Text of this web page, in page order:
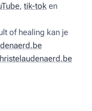
, tik-tok en
of healing kan je